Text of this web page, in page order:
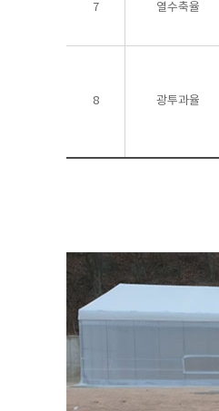
7 열수축율
8 광투과율